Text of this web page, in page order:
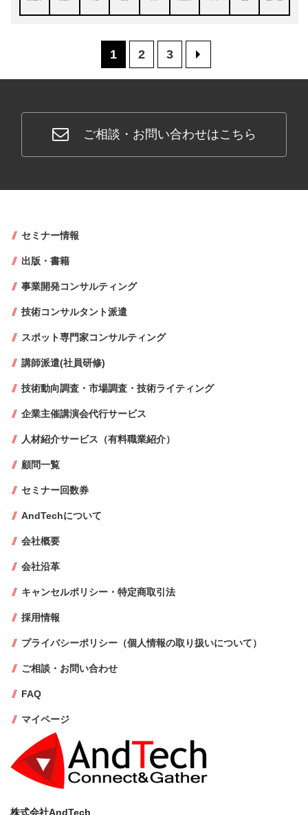
1 2 3 >
ご相談・お問い合わせはこちら
株式会社AndTech
セミナー情報
出版・書籍
事業開発コンサルティング
技術コンサルタント派遣
スポット専門家コンサルティング
講師派遣(社員研修)
技術動向調査・市場調査・技術ライティング
企業主催講演会代行サービス
人材紹介サービス（有料職業紹介）
顧問一覧
セミナー回数券
AndTechについて
会社概要
会社沿革
キャンセルポリシー・特定商取引法
採用情報
プライバシーポリシー（個人情報の取り扱いについて）
ご相談・お問い合わせ
FAQ
マイページ